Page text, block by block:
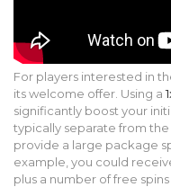
For players interested in
its welcome offer. Using a
significantly boost your
typically separate from
provide a large package
example, you could
plus a number of free